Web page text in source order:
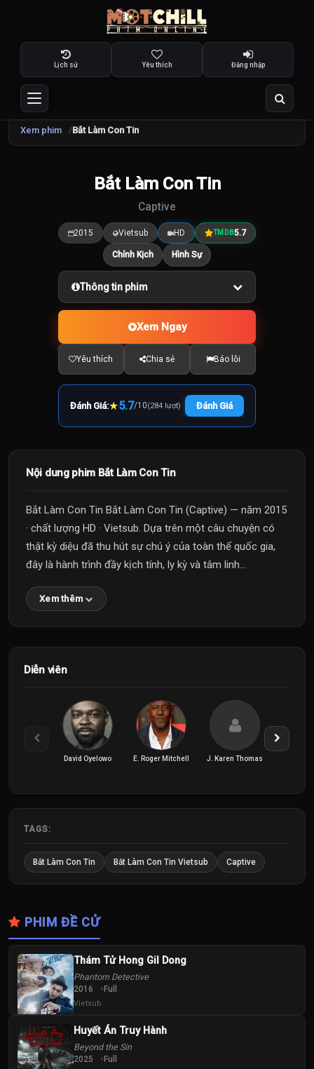
Lịch sử Yêu thích Đăng nhập
Xem phim Bắt Làm Con Tin
Bắt Làm Con Tin
Captive
2015 Vietsub HD TMDB5.7
Chính Kịch Hình Sự
Thông tin phim
Xem Ngay
Yêu thích Chia sẻ Báo lỗi
Đánh Giá:★5.7/10(284 lượt) Đánh Giá
Nội dung phim Bắt Làm Con Tin
Bắt Làm Con Tin Bắt Làm Con Tin (Captive) — năm 2015
· chất lượng HD · Vietsub. Dựa trên một câu chuyện có
thật kỳ diệu đã thu hút sự chú ý của toàn thể quốc gia,
đây là hành trình đầy kịch tính, ly kỳ và tâm linh...
Xem thêm
Diễn viên
David Oyelowo E. Roger Mitchell J. Karen Thomas
TAGS:
Bắt Làm Con Tin Bắt Làm Con Tin Vietsub Captive
PHIM ĐỀ CỬ
Thám Tử Hong Gil Dong
Phantom Detective
2016 Full
Vietsub
Huyết Án Truy Hành
Beyond the Sin
2025 Full